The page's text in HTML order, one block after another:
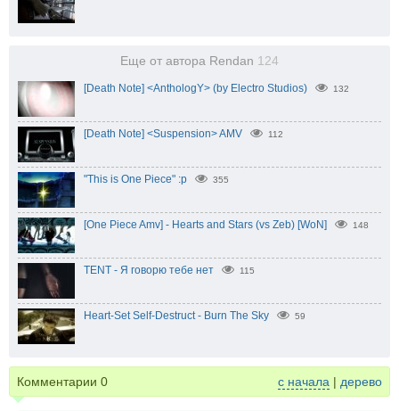
Еще от автора Rendan 124
[Death Note] <AnthologY> (by Electro Studios) 132
[Death Note] <Suspension> AMV 112
"This is One Piece" :p 355
[One Piece Amv] - Hearts and Stars (vs Zeb) [WoN] 148
TENT - Я говорю тебе нет 115
Heart-Set Self-Destruct - Burn The Sky 59
Комментарии 0 с начала | дерево